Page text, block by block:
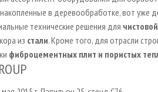
в деревообработке, вот уже
технические решения для
из стали. Кроме того, для отрасли
фиброцементных плит и пористых